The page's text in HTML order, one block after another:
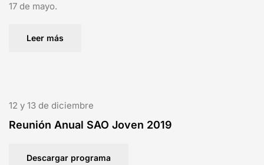
17 de mayo.
Leer más
12 y 13 de diciembre
Reunión Anual SAO Joven 2019
Descargar programa